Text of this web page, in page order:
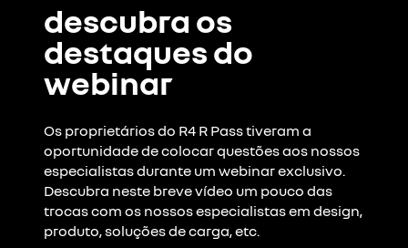
descubra os
destaques do
webinar
Os proprietários do R4 R Pass tiveram a
oportunidade de colocar questões aos nossos
especialistas durante um webinar exclusivo.
Descubra neste breve vídeo um pouco das
trocas com os nossos especialistas em design,
produto, soluções de carga, etc.